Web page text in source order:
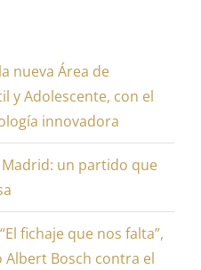
nueva Área de
y Adolescente, con el
innovadora
Madrid: un partido que
fichaje que nos falta”,
Albert Bosch contra el